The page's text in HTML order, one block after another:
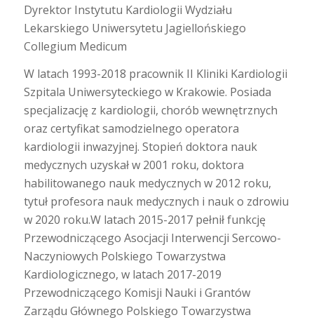
Dyrektor Instytutu Kardiologii Wydziału
Lekarskiego Uniwersytetu Jagiellońskiego
Collegium Medicum
W latach 1993-2018 pracownik II Kliniki Kardiologii
Szpitala Uniwersyteckiego w Krakowie. Posiada
specjalizację z kardiologii, chorób wewnętrznych
oraz certyfikat samodzielnego operatora
kardiologii inwazyjnej. Stopień doktora nauk
medycznych uzyskał w 2001 roku, doktora
habilitowanego nauk medycznych w 2012 roku,
tytuł profesora nauk medycznych i nauk o zdrowiu
w 2020 roku.W latach 2015-2017 pełnił funkcję
Przewodniczącego Asocjacji Interwencji Sercowo-
Naczyniowych Polskiego Towarzystwa
Kardiologicznego, w latach 2017-2019
Przewodniczącego Komisji Nauki i Grantów
Zarządu Głównego Polskiego Towarzystwa